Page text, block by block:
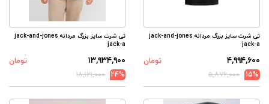
تی شرت سایز بزرگ مردانه jack-and-jones
jack-a
۴,۹۹۴,۶۰۰
تومان
15%
۵,۸۷۶,۰۰۰
تی شرت سایز بزرگ مردانه jack-and-jones
jack-a
۱۳,۹۳۴,۹۰۰
تومان
24%
۱۸,۱۲۱,۰۰۰